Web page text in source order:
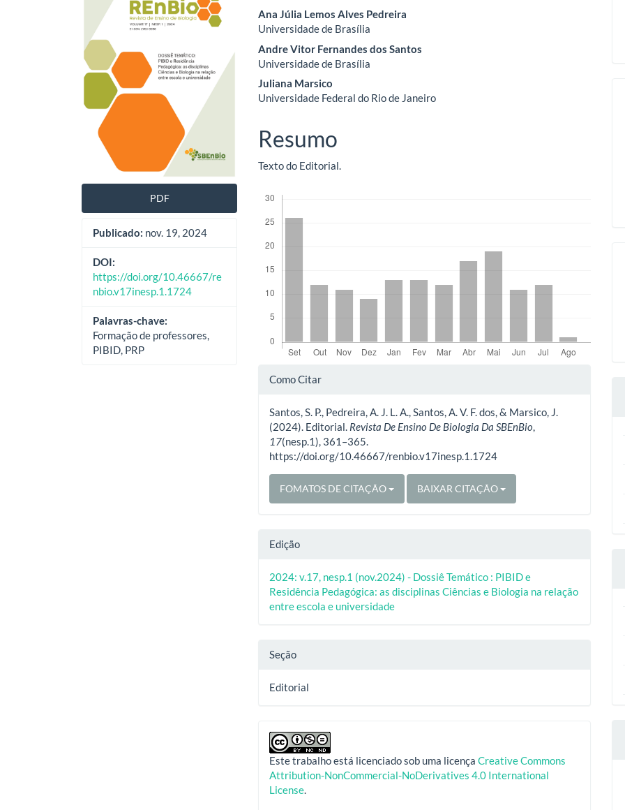
lateral
de
artigos
PDF
Publicado: nov. 19, 2024
DOI:
https://doi.org/10.46667/re
nbio.v17inesp.1.1724
Palavras-chave:
Formação de professores,
PIBID, PRP
do
artigo
principal
Ana Júlia Lemos Alves Pedreira
Universidade de Brasília
Andre Vitor Fernandes dos Santos
Universidade de Brasília
Juliana Marsico
Universidade Federal do Rio de Janeiro
Resumo
Texto do Editorial.
Detalhes
artigo
Como Citar
Santos, S. P., Pedreira, A. J. L. A., Santos, A. V. F. dos, & Marsico, J.
(2024). Editorial. Revista De Ensino De Biologia Da SBEnBio,
17(nesp.1), 361–365.
https://doi.org/10.46667/renbio.v17inesp.1.1724
FOMATOS DE CITAÇÃO BAIXAR CITAÇÃO
Edição
2024: v.17, nesp.1 (nov.2024) - Dossiê Temático : PIBID e
Residência Pedagógica: as disciplinas Ciências e Biologia na relação
entre escola e universidade
Seção
Editorial
Este trabalho está licenciado sob uma licençaCreative Commons
Attribution-NonCommercial-NoDerivatives 4.0 International
License.